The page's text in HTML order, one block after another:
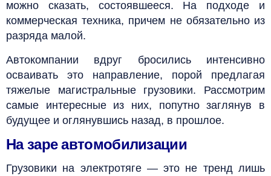
можно сказать, состоявшееся. На подходе и
коммерческая техника, причем не обязательно из
разряда малой.
Автокомпании вдруг бросились интенсивно
осваивать это направление, порой предлагая
тяжелые магистральные грузовики. Рассмотрим
самые интересные из них, попутно заглянув в
будущее и оглянувшись назад, в прошлое.
На заре автомобилизации
Грузовики на электротяге — это не тренд лишь